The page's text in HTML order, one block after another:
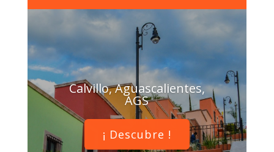
Calvillo, Aguascalientes,
AGS
¡ Descubre !